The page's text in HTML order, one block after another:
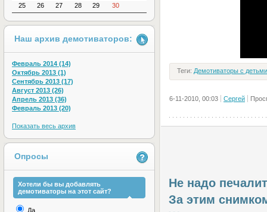
Теги: Демотиваторы с детьми
6-11-2010, 00:03 Сергей
Не надо
За этим
25
26 27 28 29 30
Наш архив демотиваторов:
Февраль 2014 (14)
Октябрь 2013 (1)
Сентябрь 2013 (17)
Август 2013 (26)
Апрель 2013 (36)
Февраль 2013 (20)
Показать весь архив
Опросы
Хотели бы вы добавлять
демотиваторы на этот сайт?
Да